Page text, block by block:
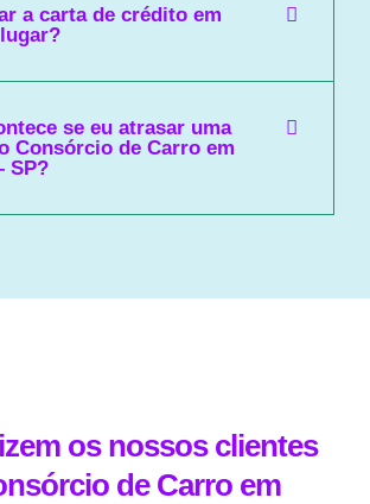
a carta de crédito em
se eu atrasar uma
Consórcio de Carro em
SP?
os nossos clientes
de Carro em